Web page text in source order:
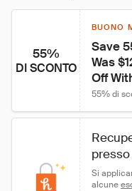
55%
DI SCONTO
BUONO
Save
Was
Off
55% di
Si
alcune